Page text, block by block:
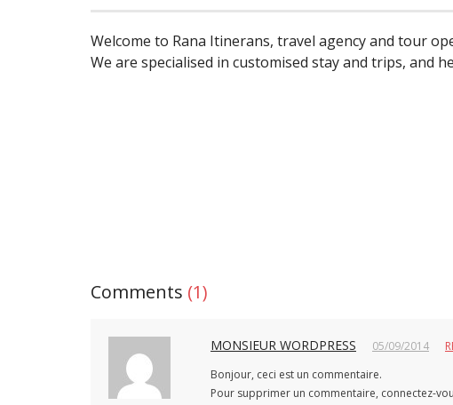
Welcome to Rana Itinerans, travel agency and tour
We are specialised in customised stay and trips, and
Comments (1)
MONSIEUR WORDPRESS 05/09/2014
Bonjour, ceci est un commentaire.
Pour supprimer un commentaire, connectez-